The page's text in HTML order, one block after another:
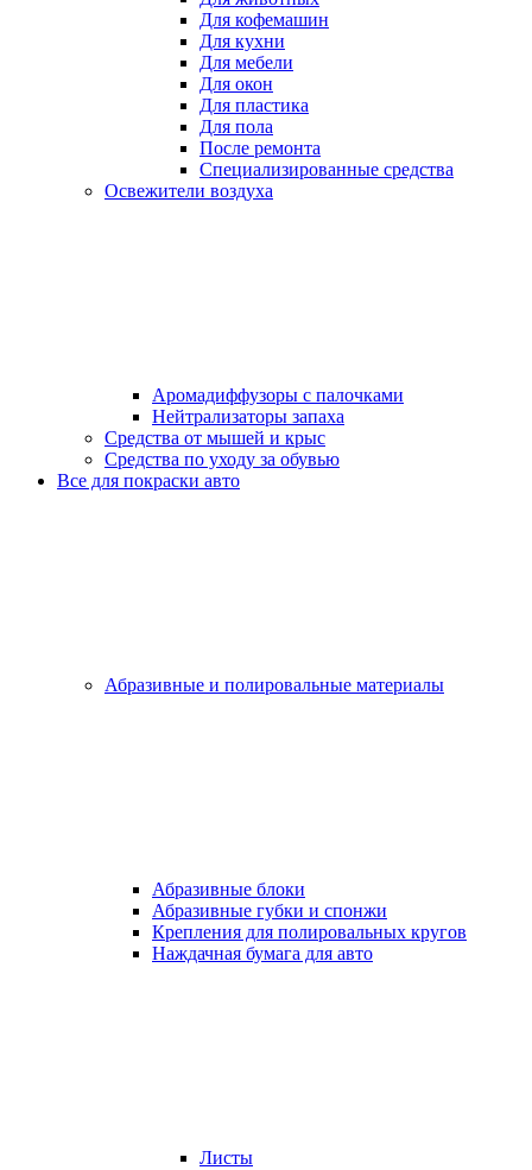
Для кофемашин
Для кухни
Для мебели
Для окон
Для пластика
Для пола
После ремонта
Специализированные средства
Освежители воздуха
Аромадиффузоры с палочками
Нейтрализаторы запаха
Средства от мышей и крыс
Средства по уходу за обувью
Все для покраски авто
Абразивные и полировальные материалы
Абразивные блоки
Абразивные губки и спонжи
Крепления для полировальных кругов
Наждачная бумага для авто
Листы